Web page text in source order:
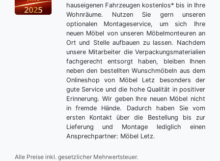
hauseigenen Fahrzeugen kostenlos* bis in Ihre
Wohnräume. Nutzen Sie gern unseren
optionalen Montageservice, um sich Ihre
neuen Möbel von unseren Möbelmonteuren an
Ort und Stelle aufbauen zu lassen. Nachdem
unsere Mitarbeiter die Verpackungsmaterialien
fachgerecht entsorgt haben, bleiben Ihnen
neben den bestellten Wunschmöbeln aus dem
Onlineshop von Möbel Letz besonders der
gute Service und die hohe Qualität in positiver
Erinnerung. Wir geben Ihre neuen Möbel nicht
in fremde Hände. Dadurch haben Sie vom
ersten Kontakt über die Bestellung bis zur
Lieferung und Montage lediglich einen
Ansprechpartner: Möbel Letz.
Alle Preise inkl. gesetzlicher Mehrwertsteuer.